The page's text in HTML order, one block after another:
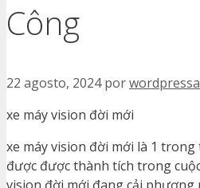
Công
22 agosto, 2024 por
xe máy vision đời mới
xe máy vision đời mới là 1
được được thành tích trong